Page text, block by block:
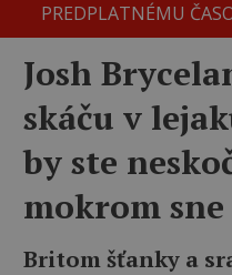
PREDPLATNÉMU
Josh
skáču v
by ste
mokrom sne
Britom šťanky a